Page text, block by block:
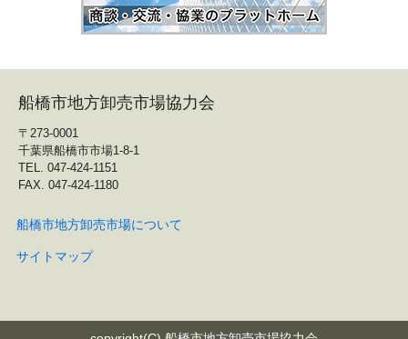
船橋市地方卸売市場協力会
〒273-0001
千葉県船橋市市場1-8-1
TEL. 047-424-1151
FAX. 047-424-1180
船橋市地方卸売市場について
サイトマップ